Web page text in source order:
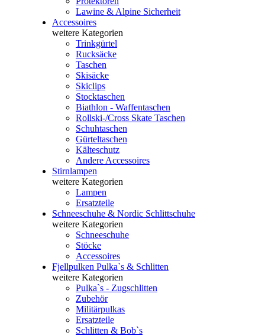
Lawine & Alpine Sicherheit
Accessoires
weitere Kategorien
Trinkgürtel
Rucksäcke
Taschen
Skisäcke
Skiclips
Stocktaschen
Biathlon - Waffentaschen
Rollski-/Cross Skate Taschen
Schuhtaschen
Gürteltaschen
Kälteschutz
Andere Accessoires
Stirnlampen
weitere Kategorien
Lampen
Ersatzteile
Schneeschuhe & Nordic Schlittschuhe
weitere Kategorien
Schneeschuhe
Stöcke
Accessoires
Fjellpulken Pulka`s & Schlitten
weitere Kategorien
Pulka`s - Zugschlitten
Zubehör
Militärpulkas
Ersatzteile
Schlitten & Bob`s